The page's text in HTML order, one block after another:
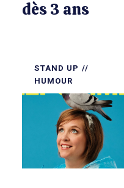
dès 3 ans
STAND UP //
HUMOUR